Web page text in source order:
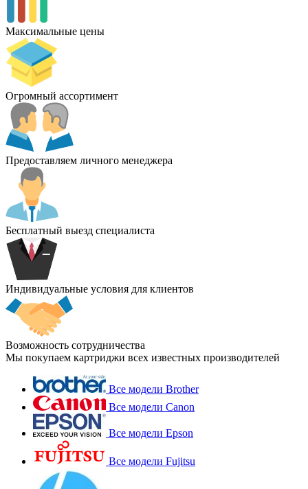
Максимальные цены
Огромный ассортимент
Предоставляем личного менеджера
Бесплатный выезд специалиста
Индивидуальные условия для клиентов
Возможность сотрудничества
Мы покупаем картриджи всех известных производителей
Все модели Brother
Все модели Canon
Все модели Epson
Все модели Fujitsu